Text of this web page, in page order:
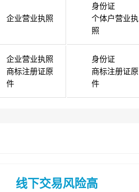
企业营业执照
身份证
个体户营业执
照
企业营业执照
商标注册证原
件
身份证
商标注册证原
件
线下交易风险高